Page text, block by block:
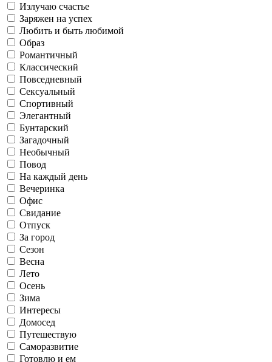
Излучаю счастье
Заряжен на успех
Любить и быть любимой
Образ
Романтичный
Классический
Повседневный
Сексуальный
Спортивный
Элегантный
Бунтарский
Загадочный
Необычный
Повод
На каждый день
Вечеринка
Офис
Свидание
Отпуск
За город
Сезон
Весна
Лето
Осень
Зима
Интересы
Домосед
Путешествую
Саморазвитие
Готовлю и ем